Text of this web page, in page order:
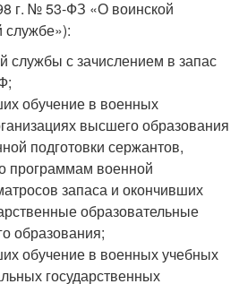
г. № 53-ФЗ «О воинской
службе»):
службы с зачислением в запас
обучение в военных
высшего образования
подготовки сержантов,
программам военной
запаса и окончивших
образовательные
образования;
обучение в военных учебных
государственных